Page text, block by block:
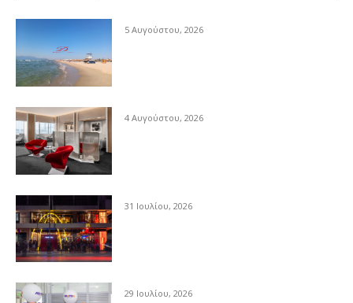
5 Αυγούστου, 2026
4 Αυγούστου, 2026
31 Ιουλίου, 2026
29 Ιουλίου, 2026